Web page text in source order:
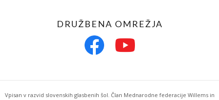
DRUŽBENA OMREŽJA
Vpisan v razvid slovenskih glasbenih šol. Član Mednarodne federacije Willems in